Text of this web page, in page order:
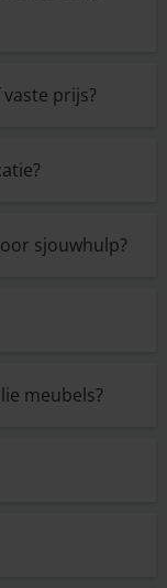
prijs?
sjouwhulp?
meubels?